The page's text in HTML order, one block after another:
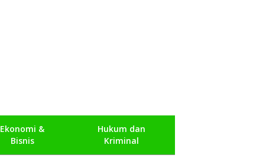
Ekonomi &
Bisnis
Hukum dan
Kriminal